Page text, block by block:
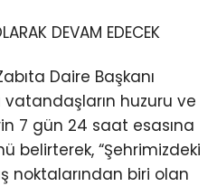
DEVAM EDECEK
Daire Başkanı
vatandaşların huzuru ve
7 gün 24 saat esasına
belirterek, “Şehrimizdeki
noktalarından biri olan